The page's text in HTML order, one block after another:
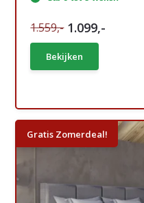
1.559,- 1.099,-
Bekijken
Gratis Zomerdeal!